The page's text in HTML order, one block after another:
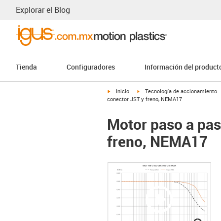
Explorar el Blog
Tienda Configuradores Información del
igus-icon-arrow-right
Inicio igus-icon-arrow-right
Tecnología de accionamiento
conector JST y freno, NEMA17
Motor paso a
freno, NEMA17